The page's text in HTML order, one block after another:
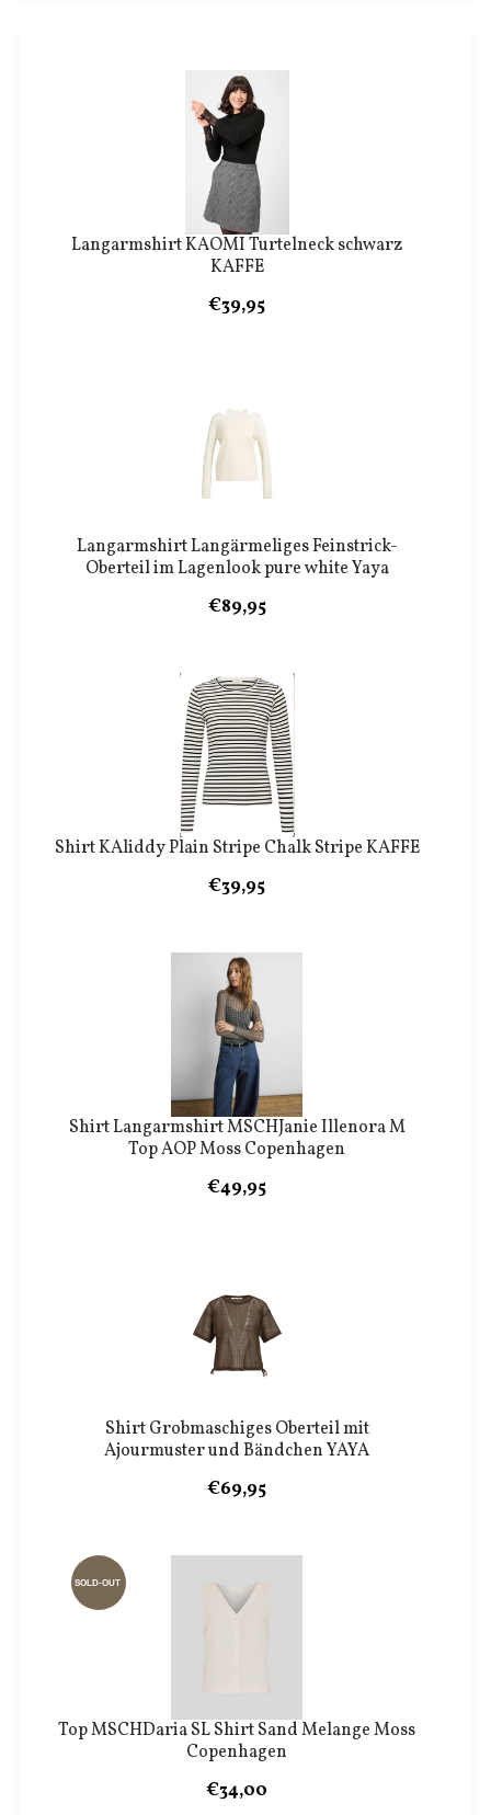
Langarmshirt KAOMI Turtelneck schwarz
KAFFE
€39,95
Langarmshirt Langärmeliges Feinstrick-
Oberteil im Lagenlook pure white Yaya
€89,95
Shirt KAliddy Plain Stripe Chalk Stripe KAFFE
€39,95
Shirt Langarmshirt MSCHJanie Illenora M
Top AOP Moss Copenhagen
€49,95
Shirt Grobmaschiges Oberteil mit
Ajourmuster und Bändchen YAYA
€69,95
Top MSCHDaria SL Shirt Sand Melange Moss
Copenhagen
SOLD-OUT
€34,00